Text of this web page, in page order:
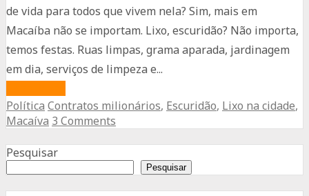
de vida para todos que vivem nela? Sim, mais em
Macaíba não se importam. Lixo, escuridão? Não importa,
temos festas. Ruas limpas, grama aparada, jardinagem
em dia, serviços de limpeza e...
Lixo,
escuridão?
Não
importa,
Política Contratos milionários, Escuridão, Lixo na cidade,
Macaíva 3 Comments
Pesquisar
Pesquisar